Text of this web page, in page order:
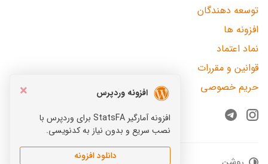
×
افزونه وردپرس
افزونه آمارگیر StatsFA برای وردپرس با
نصب سریع و بدون نیاز به کدنویسی.
دانلود افزونه
توسعه دهندگان
افزونه ها
نماد اعتماد
قوانین و مقررات
حریم خصوصی
Instagram
Telegram